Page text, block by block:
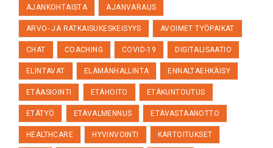
AJANKOHTAISTA AJANVARAUS
ARVO- JA RATKAISUKESKEISYYS AVOIMET TYÖPAIKAT
CHAT COACHING COVID-19 DIGITALISAATIO
ELINTAVAT ELÄMÄNHALLINTA ENNALTAEHKÄISY
ETÄASIOINTI ETÄHOITO ETÄKUNTOUTUS
ETÄTYÖ ETÄVALMENNUS ETÄVASTAANOTTO
HEALTHCARE HYVINVOINTI KARTOITUKSET